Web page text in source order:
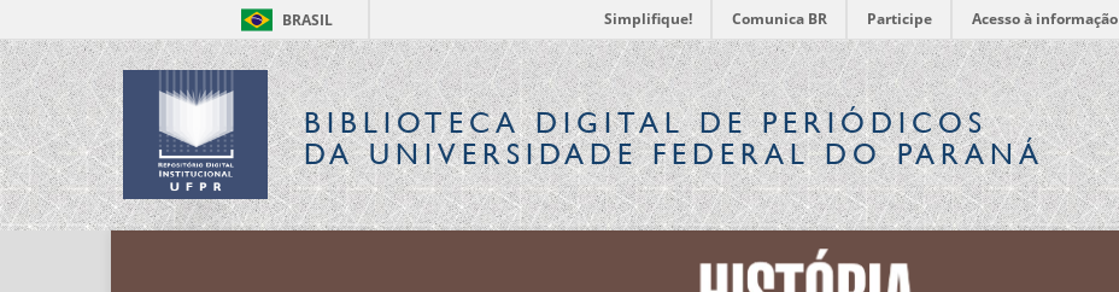
BRASIL Simplifique! Comunica BR Participe Acesso à informação
BIBLIOTECA DIGITALDE PERIÓDICOS
DA UNIVERSIDADE FEDERAL DO PARANÁ